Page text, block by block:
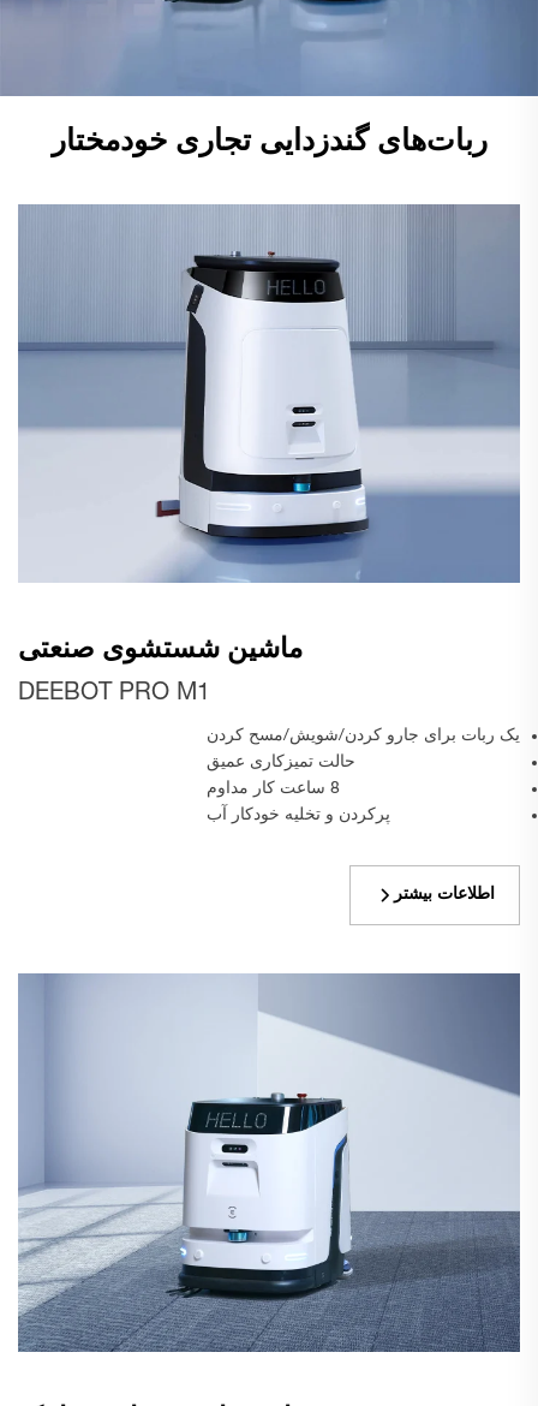
ربات‌های گندزدایی تجاری خودمختار
ماشین شستشوی صنعتی
DEEBOT PRO M1
یک ربات برای جارو کردن/شویش/مسح کردن
حالت تمیزکاری عمیق
8 ساعت کار مداوم
پرکردن و تخلیه خودکار آب
اطلاعات بیشتر